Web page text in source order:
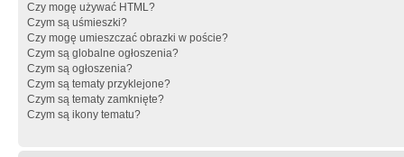
Czy mogę używać HTML?
Czym są uśmieszki?
Czy mogę umieszczać obrazki w poście?
Czym są globalne ogłoszenia?
Czym są ogłoszenia?
Czym są tematy przyklejone?
Czym są tematy zamknięte?
Czym są ikony tematu?